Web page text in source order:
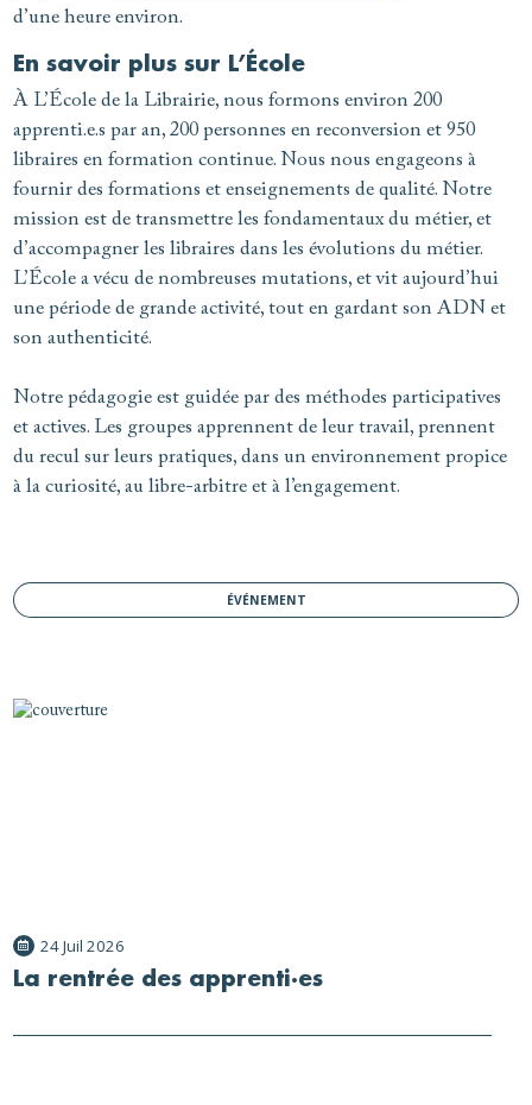
d’une heure environ.
En savoir plus sur L’École
À L’École de la Librairie, nous formons environ 200
apprenti.e.s par an, 200 personnes en reconversion et 950
libraires en formation continue. Nous nous engageons à
fournir des formations et enseignements de qualité. Notre
mission est de transmettre les fondamentaux du métier, et
d’accompagner les libraires dans les évolutions du métier.
L’École a vécu de nombreuses mutations, et vit aujourd’hui
une période de grande activité, tout en gardant son ADN et
son authenticité.
Notre pédagogie est guidée par des méthodes participatives
et actives. Les groupes apprennent de leur travail, prennent
du recul sur leurs pratiques, dans un environnement propice
à la curiosité, au libre-arbitre et à l’engagement.
ÉVÉNEMENT
24 Juil 2026
La rentrée des apprenti·es